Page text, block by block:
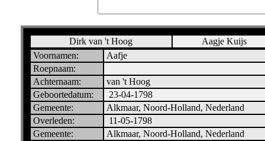
Dirk van 't Hoog
Aagje Kuijs
Voornamen:
Aafje
Roepnaam:
Achternaam:
van 't Hoog
Geboortedatum:
23-04-1798
Gemeente:
Alkmaar, Noord-Holland, Nederland
Overleden:
11-05-1798
Gemeente:
Alkmaar, Noord-Holland, Nederland